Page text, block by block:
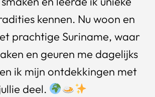
kennen. Nu woon en
prachtige Suriname, waar
en geuren me dagelijks
ik mijn ontdekkingen met
deel.